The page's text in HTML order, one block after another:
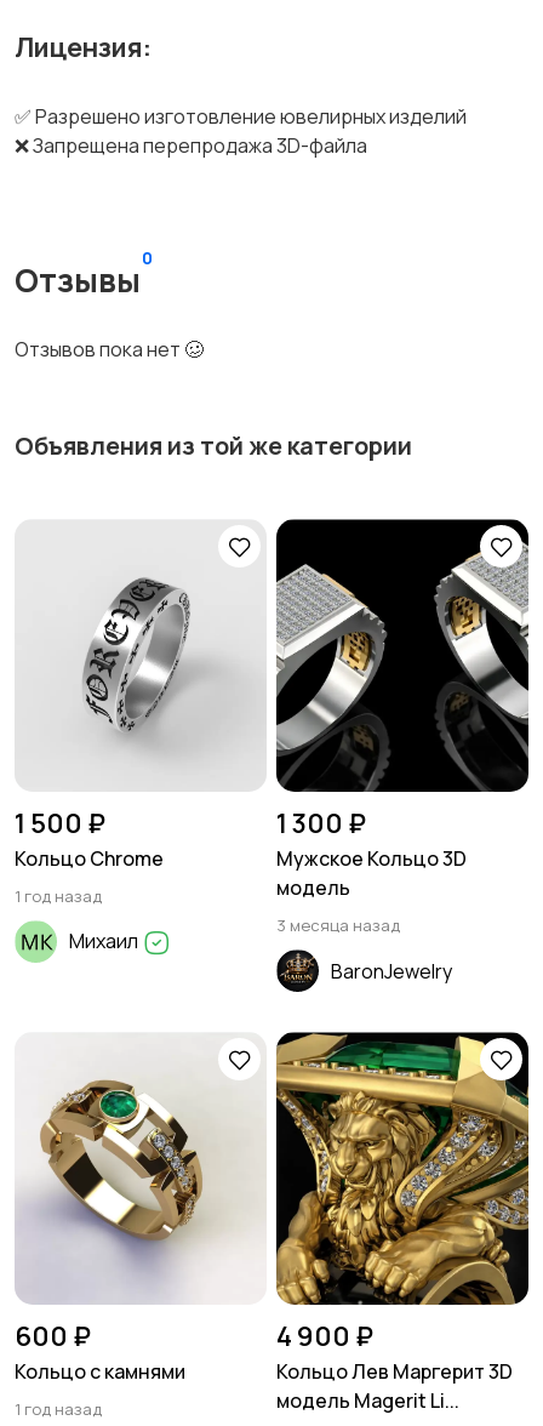
Лицензия:
✅ Разрешено изготовление ювелирных изделий
❌ Запрещена перепродажа 3D-файла
Отзывы
0
Отзывов пока нет 🥴
Объявления из той же категории
1 500 ₽
Кольцо Chrome
1 год назад
Михаил
1 300 ₽
Мужское Кольцо 3D
модель
3 месяца назад
BaronJewelry
600 ₽
Кольцо с камнями
1 год назад
4 900 ₽
Кольцо Лев Маргерит 3D
модель Magerit Li...